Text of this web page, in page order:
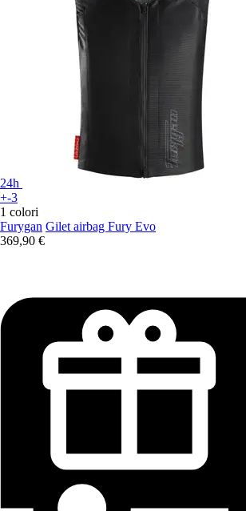
24h
+-3
1 colori
Furygan Gilet airbag Fury Evo
369,90 €